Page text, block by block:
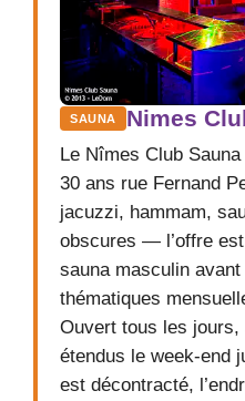
SAUNA Nimes
Le Nîmes Club
30 ans rue Fernand
jacuzzi, hammam,
obscures — l’offre
sauna masculin
thématiques
Ouvert tous les
étendus le week-end
est décontracté,